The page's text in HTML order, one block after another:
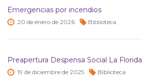
Emergencias por incendios
20 de enero de 2026 Biblioteca
Preapertura Despensa Social La Florida
19 de diciembre de 2025 Biblioteca